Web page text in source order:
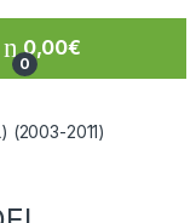
0
0,00€
(2003-2011)